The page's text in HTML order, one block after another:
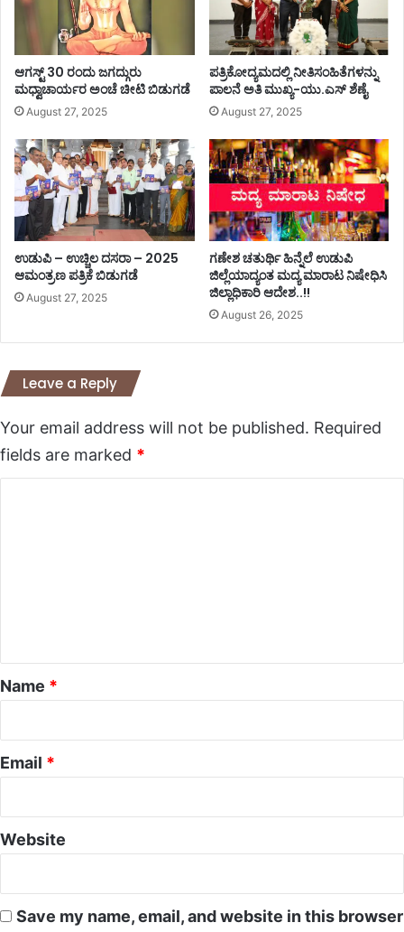
ಆಗಸ್ಟ್ 30 ರಂದು ಜಗದ್ಗುರು
ಮಧ್ವಾಚಾರ್ಯರ ಅಂಚೆ ಚೀಟಿ ಬಿಡುಗಡೆ
August 27, 2025
ಪತ್ರಿಕೋದ್ಯಮದಲ್ಲಿ ನೀತಿಸಂಹಿತೆಗಳನ್ನು
ಪಾಲನೆ ಅತಿ ಮುಖ್ಯ-ಯು.ಎಸ್ ಶೆಣೈ
August 27, 2025
ಉಡುಪಿ – ಉಚ್ಚಿಲ ದಸರಾ – 2025
ಆಮಂತ್ರಣ ಪತ್ರಿಕೆ ಬಿಡುಗಡೆ
August 27, 2025
ಗಣೇಶ ಚತುರ್ಥಿ ಹಿನ್ನೆಲೆ ಉಡುಪಿ
ಜಿಲ್ಲೆಯಾದ್ಯಂತ ಮದ್ಯ ಮಾರಾಟ ನಿಷೇಧಿಸಿ
ಜಿಲ್ಲಾಧಿಕಾರಿ ಆದೇಶ..!!
August 26, 2025
Leave a Reply
Your email address will not be published. Required
fields are marked *
*
Name *
Email *
Website
Save my name, email, and website in this browser